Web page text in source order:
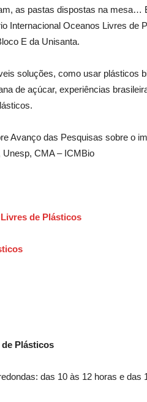
as pastas dispostas na mesa…
Internacional Oceanos Livres de
E da Unisanta.
soluções, como usar plásticos
de açúcar, experiências
Avanço das Pesquisas sobre o
CMA – ICMBio
de Plásticos
Plásticos
das 10 às 12 horas e das